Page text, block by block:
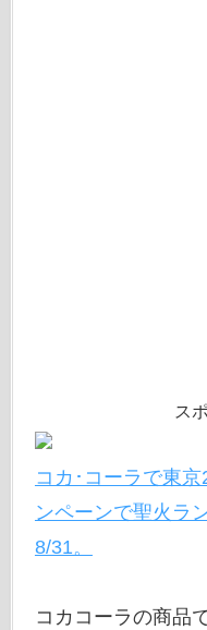
ス
コカ･コーラで東
ンペーンで聖火ラ
8/31。
コカコーラの商品